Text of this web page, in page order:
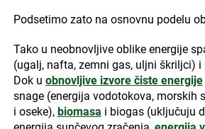
Podsetimo zato na osnovnu podelu
Tako u neobnovljive oblike energije
(ugalj, nafta, zemni gas, uljni škriljci) i
Dok u obnovljive izvore čiste energije
snage (energija vodotokova, morskih
i oseke), biomasa i biogas (uključuju